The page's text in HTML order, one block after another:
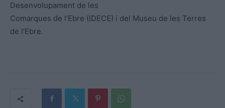
Desenvolupament de les
Comarques de l’Ebre (IDECE) i del Museu de les Terres
de l’Ebre.